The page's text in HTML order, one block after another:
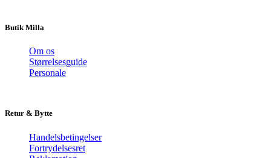
Butik Milla
Om os
Størrelsesguide
Personale
Retur & Bytte
Handelsbetingelser
Fortrydelsesret